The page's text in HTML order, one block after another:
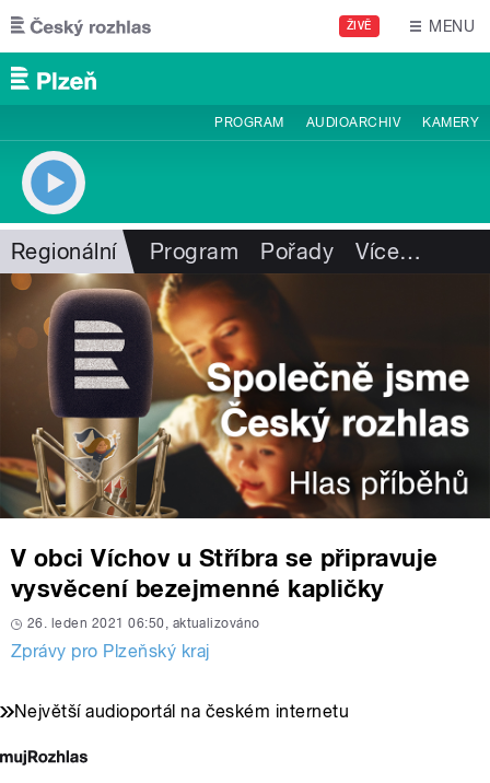
Přejít k hlavnímu obsahu
ŽIVĚ MENU
PROGRAM AUDIOARCHIV KAMERY
Regionální Program Pořady Více…
V obci Víchov u Stříbra se připravuje
vysvěcení bezejmenné kapličky
26. leden 2021 06:50, aktualizováno
Zprávy pro Plzeňský kraj
Největší audioportál na českém internetu